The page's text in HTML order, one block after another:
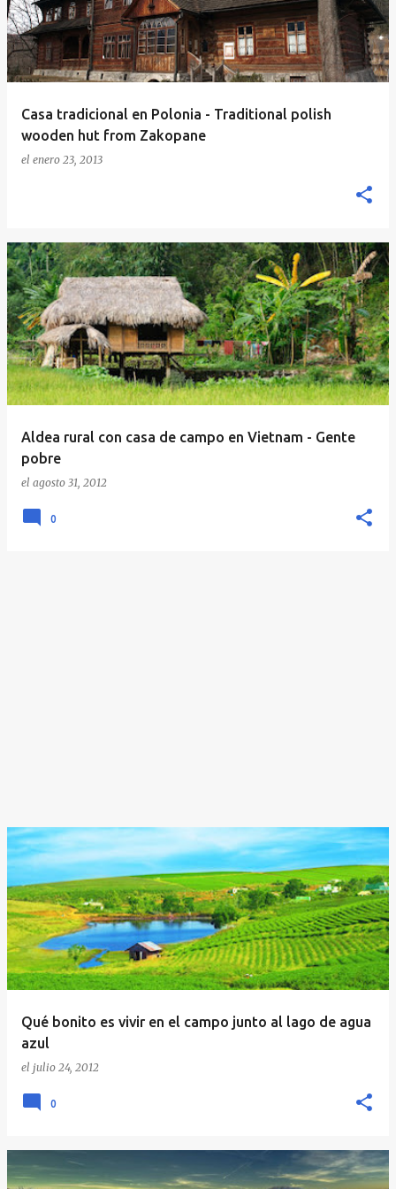
Casa tradicional en Polonia - Traditional polish
wooden hut from Zakopane
el enero 23, 2013
Aldea rural con casa de campo en Vietnam - Gente
pobre
el agosto 31, 2012
0
Qué bonito es vivir en el campo junto al lago de agua
azul
el julio 24, 2012
0